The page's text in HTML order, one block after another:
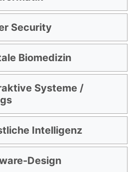
Security
Biomedizin
Systeme /
Intelligenz
Design